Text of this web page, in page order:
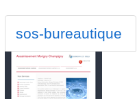
sos-bureautique